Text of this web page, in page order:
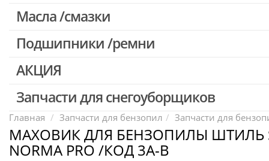
Двигатели, редукторы для шуруповертов
Выключатели, переключатели
Запчасти для перфораторов и отбойных молотков
Запчасти для УШМ (болгарок)
Запчасти для электроинструмента другие
Конденсаторы
Якоря, статоры
Масла /смазки
Подшипники /ремни
АКЦИЯ
Скидка 50%
Запчасти для снегоуборщиков
Главная Запчасти для бензопил Запчасти для
МАХОВИК ДЛЯ БЕНЗОПИЛЫ ШТИЛЬ
NORMA PRO /КОД 3A-B